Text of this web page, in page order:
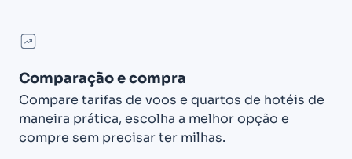
Comparação e compra
Compare tarifas de voos e quartos de hotéis de
maneira prática, escolha a melhor opção e
compre sem precisar ter milhas.